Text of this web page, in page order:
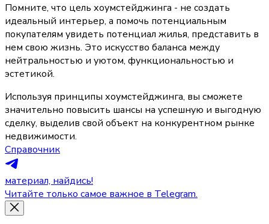
Помните, что цель хоумстейджинга - не создать
идеальный интерьер, а помочь потенциальным
покупателям увидеть потенциал жилья, представить в
нем свою жизнь. Это искусство баланса между
нейтральностью и уютом, функциональностью и
эстетикой.
Используя принципы хоумстейджинга, вы сможете
значительно повысить шансы на успешную и выгодную
сделку, выделив свой объект на конкурентном рынке
недвижимости.
Справочник
материал, найдись!
Читайте только самое важное в Telegram.